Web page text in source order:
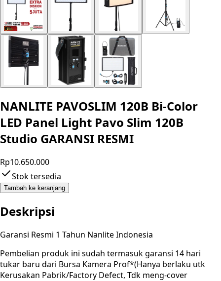
NANLITE PAVOSLIM 120B Bi-Color
LED Panel Light Pavo Slim 120B
Studio GARANSI RESMI
Rp10.650.000
Stok tersedia
Tambah ke keranjang
Deskripsi
Garansi Resmi 1 Tahun Nanlite Indonesia
Pembelian produk ini sudah termasuk garansi 14 hari
tukar baru dari Bursa Kamera Prof*(Hanya berlaku utk
Kerusakan Pabrik/Factory Defect, Tdk meng-cover